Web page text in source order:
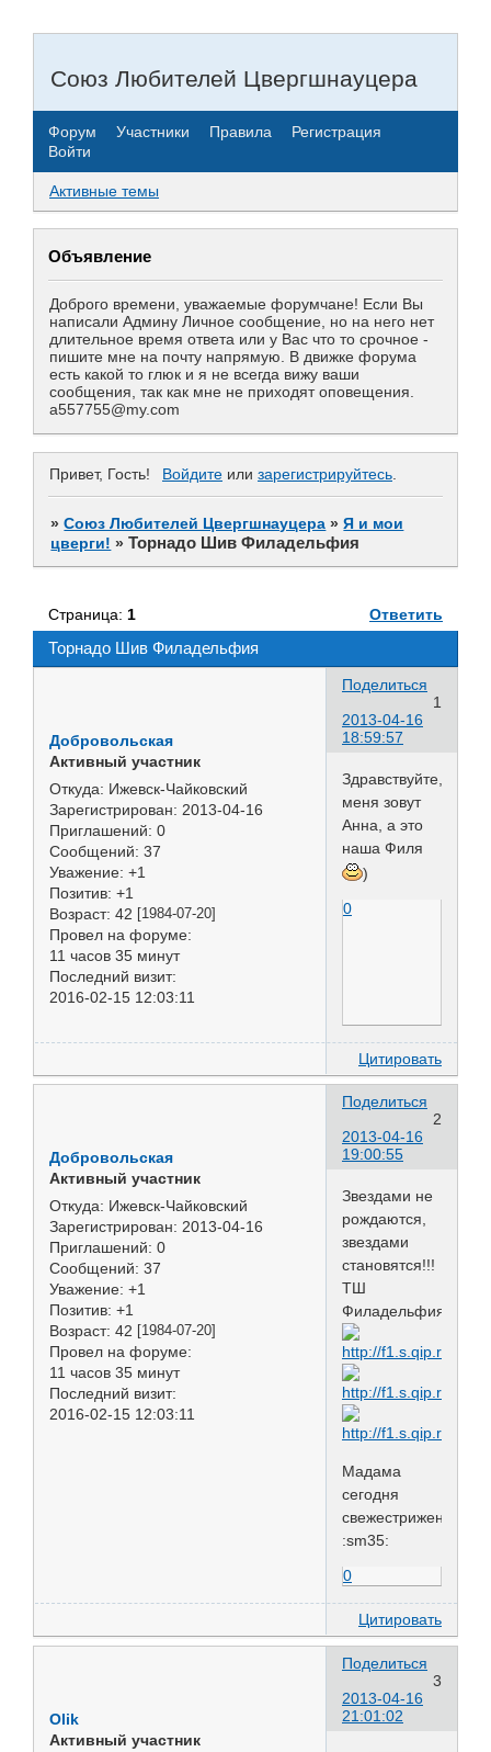
Союз Любителей Цвергшнауцера
Форум Участники Правила
Регистрация
Войти
Активные темы
Объявление
Доброго времени, уважаемые форумчане! Если Вы
написали Админу Личное сообщение, но на него нет
длительное время ответа или у Вас что то срочное -
пишите мне на почту напрямую. В движке форума
есть какой то глюк и я не всегда вижу ваши
сообщения, так как мне не приходят оповещения.
a557755@my.com
Привет, Гость! Войдите или зарегистрируйтесь.
»Союз Любителей Цвергшнауцера »Я и мои
цверги! »Торнадо Шив Филадельфия
Торнадо Шив Филадельфия
Страница: 1 Ответить
Поделиться
1
2013-04-16
18:59:57
Добровольская
Активный участник
Откуда: Ижевск-Чайковский
Зарегистрирован: 2013-04-16
Приглашений: 0
Сообщений: 37
Уважение: +1
Позитив: +1
Возраст: 42 [1984-07-20]
Провел на форуме:
11 часов 35 минут
Последний визит:
2016-02-15 12:03:11
Здравствуйте,
меня зовут
Анна, а это
наша Филя
)
0
Цитировать
Поделиться
2
2013-04-16
19:00:55
Добровольская
Активный участник
Откуда: Ижевск-Чайковский
Зарегистрирован: 2013-04-16
Приглашений: 0
Сообщений: 37
Уважение: +1
Позитив: +1
Возраст: 42 [1984-07-20]
Провел на форуме:
11 часов 35 минут
Последний визит:
2016-02-15 12:03:11
Звездами не
рождаются,
звездами
становятся!!!
ТШ
Филадельфия
Мадама
сегодня
свежестриженая
:sm35:
0
Цитировать
Поделиться
3
2013-04-16
21:01:02
Olik
Активный участник